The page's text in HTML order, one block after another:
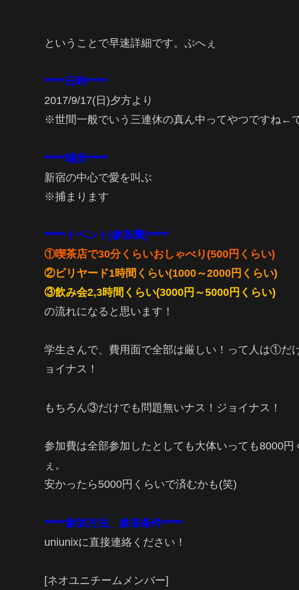
ということで早速詳細です。ぷへぇ
*****日時*****
2017/9/17(日)夕方より
※世間一般でいう三連休の真ん中ってやつですね←
*****場所*****
新宿の中心で愛を叫ぶ
※捕まります
*****イベント(参加費)*****
①喫茶店で30分くらいおしゃべり(500円くらい)
②ビリヤード1時間くらい(1000～2000円くらい)
③飲み会2,3時間くらい(3000円～5000円くらい)
の流れになると思います！
学生さんで、費用面で全部は厳しい！って人は①
ョイナス！
もちろん③だけでも問題無いナス！ジョイナス！
参加費は全部参加したとしても大体いっても8000
ぇ。
安かったら5000円くらいで済むかも(笑)
*****参加方法、参加条件*****
uniunixに直接連絡ください！
[ネオユニチームメンバー]